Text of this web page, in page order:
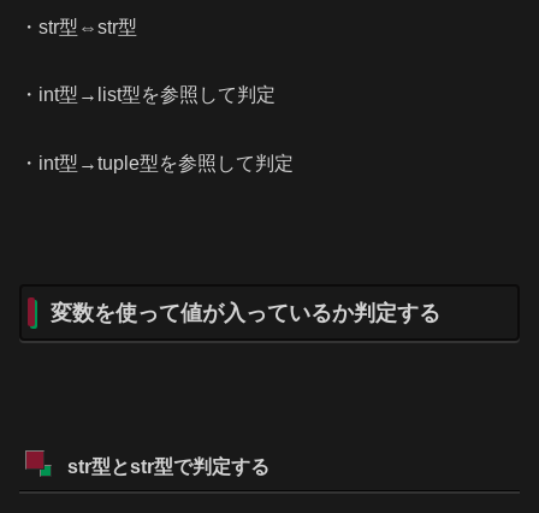
・str型⇔str型
・int型→list型を参照して判定
・int型→tuple型を参照して判定
変数を使って値が入っているか判定する
str型とstr型で判定する